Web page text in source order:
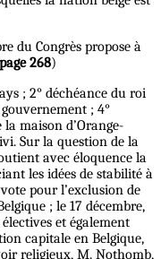
du Congrès propose à
page 268)
; 2° déchéance du roi
; 4°
maison d’Orange-
Sur la question de la
avec éloquence la
les idées de stabilité à
pour l’exclusion de
; le 17 décembre,
et également
capitale en Belgique,
religieux, M. Nothomb,